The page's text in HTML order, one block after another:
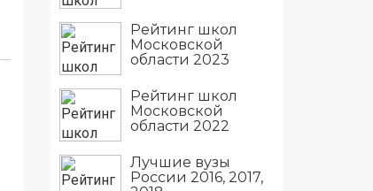
Рейтинг школ
Московской
области 2023
Рейтинг школ
Московской
области 2022
Лучшие вузы
России 2016, 2017,